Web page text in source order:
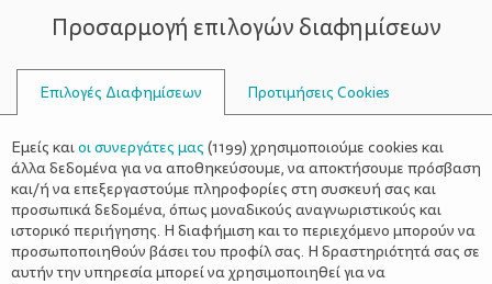
ΣΥΜΒΟΥΛΟΙ
ΟΙΚΟΓΈΝΕΙΑ>ΟΙΚΟΓΕΝΕΙΑΚΈΣ ΔΡΑΣΤΗΡΙΌΤΗΤΕΣ
ΤΟ ΒΙΒΛΙΟ ΤΟΥ ΜΗΝΑ: «Τώρα!»
Προσαρμογή επιλογών διαφημίσεων
Επιλογές Διαφημίσεων Προτιμήσεις Cookies
Εμείς καιοι συνεργάτες μας (1199) χρησιμοποιούμε cookies και
άλλα δεδομένα για να αποθηκεύσουμε, να αποκτήσουμε πρόσβαση
και/ή να επεξεργαστούμε πληροφορίες στη συσκευή σας και
προσωπικά δεδομένα, όπως μοναδικούς αναγνωριστικούς και
ιστορικό περιήγησης. Η διαφήμιση και το περιεχόμενο μπορούν να
προσωποποιηθούν βάσει του προφίλ σας. Η δραστηριότητά σας σε
αυτήν την υπηρεσία μπορεί να χρησιμοποιηθεί για να